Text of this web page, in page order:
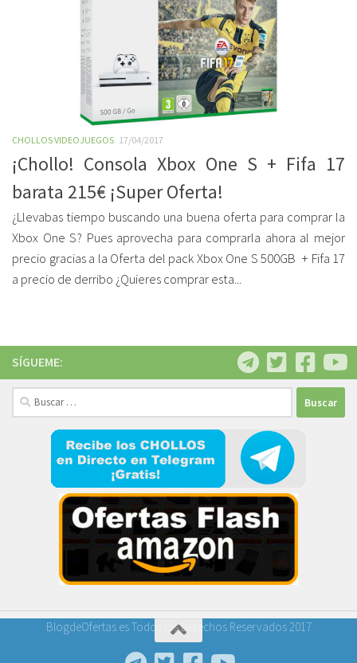
CHOLLOS VIDEOJUEGOS 17/04/2017
¡Chollo! Consola Xbox One S + Fifa 17
barata 215€ ¡Super Oferta!
¿Llevabas tiempo buscando una buena oferta para comprar la
Xbox One S? Pues aprovecha para comprarla ahora al mejor
precio gracias a la Oferta del pack Xbox One S 500GB + Fifa 17
a precio de derribo ¿Quieres comprar esta...
SÍGUEME:
Buscar:
BlogdeOfertas.es Todos los Derechos Reservados 2017